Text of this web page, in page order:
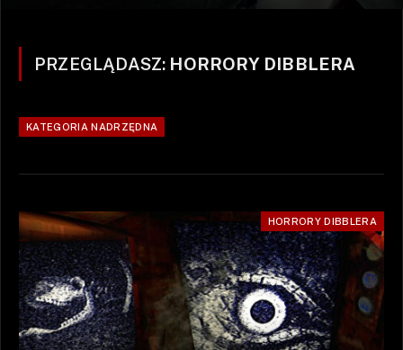
PRZEGLĄDASZ: HORRORY DIBBLERA
KATEGORIA NADRZĘDNA
HORRORY DIBBLERA